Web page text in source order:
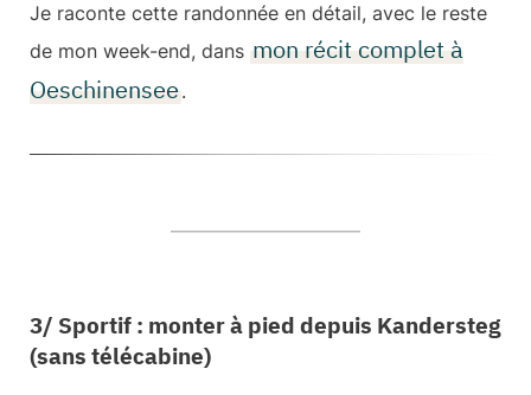
Je raconte cette randonnée en détail, avec le reste
de mon week-end, dans mon récit complet à
Oeschinensee.
3/ Sportif : monter à pied depuis Kandersteg
(sans télécabine)